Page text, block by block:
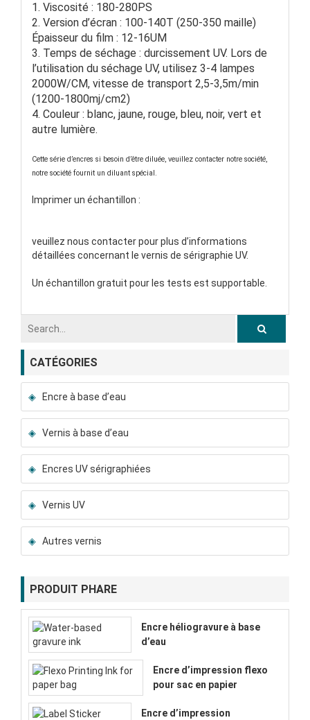
1. Viscosité : 180-280PS
2. Version d’écran : 100-140T (250-350 maille)
Épaisseur du film : 12-16UM
3. Temps de séchage : durcissement UV. Lors de
l’utilisation du séchage UV, utilisez 3-4 lampes
2000W/CM, vitesse de transport 2,5-3,5m/min
(1200-1800mj/cm2)
4. Couleur : blanc, jaune, rouge, bleu, noir, vert et
autre lumière.
Cette série d’encres si besoin d’être diluée, veuillez contacter notre société,
notre société fournit un diluant spécial.
Imprimer un échantillon :
veuillez nous contacter pour plus d’informations
détaillées concernant le vernis de sérigraphie UV.
Un échantillon gratuit pour les tests est supportable.
CATÉGORIES
Encre à base d’eau
Vernis à base d’eau
Encres UV sérigraphiées
Vernis UV
Autres vernis
PRODUIT PHARE
Encre héliogravure à base
d’eau
Encre d’impression flexo
pour sac en papier
Encre d’impression